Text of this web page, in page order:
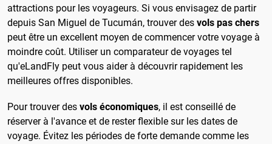
attractions pour les voyageurs. Si vous envisagez de partir
depuis San Miguel de Tucumán, trouver des vols pas chers
peut être un excellent moyen de commencer votre voyage à
moindre coût. Utiliser un comparateur de voyages tel
qu'eLandFly peut vous aider à découvrir rapidement les
meilleures offres disponibles.
Pour trouver des vols économiques, il est conseillé de
réserver à l'avance et de rester flexible sur les dates de
voyage. Évitez les périodes de forte demande comme les